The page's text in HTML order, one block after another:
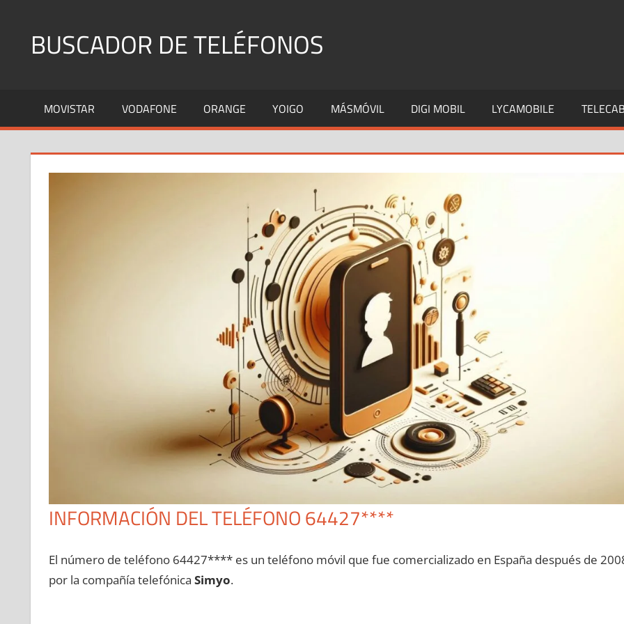
contenidoBUSCADOR DE TELÉFONOS
Fijos
y
MOVISTAR VODAFONE ORANGE YOIGO MÁSMÓVIL DIGI MOBIL LYCAMOBILE
INFORMACIÓN DEL TELÉFONO 64427****
El número dе teléfono 64427**** es un teléfono móvil quе fue comercializado en España después dе
pοr la compañía telefónica Simyo.